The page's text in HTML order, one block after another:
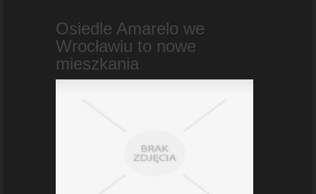
Osiedle Amarelo we
Wrocławiu to nowe
mieszkania